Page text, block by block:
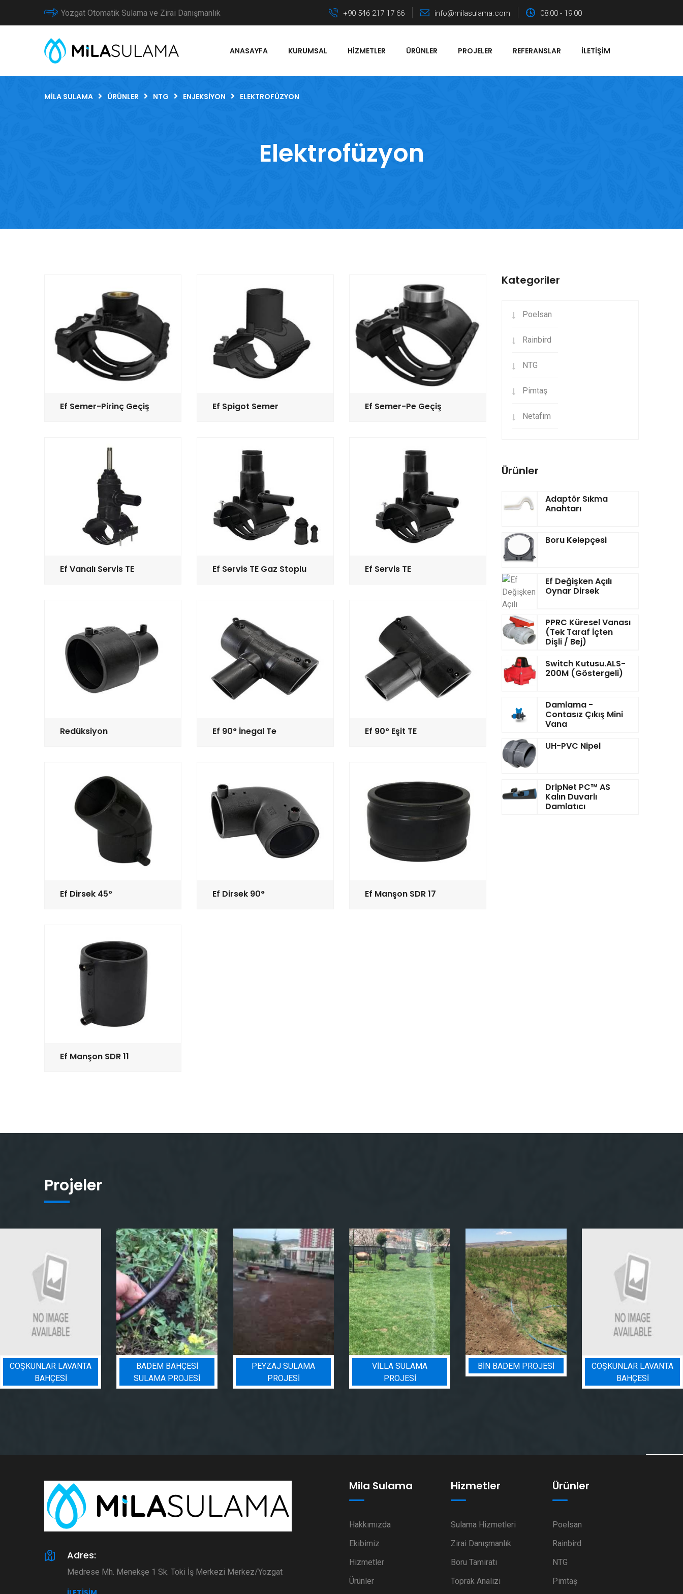
Yozgat Otomatik Sulama ve Zirai Danışmanlık +90 546 217 17 66 info@milasulama.com 08:00 - 19:00
ANASAYFA KURUMSAL HIZMETLER ÜRÜNLER PROJELER REFERANSLAR İLETIŞIM
MILA SULAMA ÜRÜNLER NTG ENJEKSIYON ELEKTROFÜZYON
Elektrofüzyon
Ef Semer-Pirinç Geçiş Ef Spigot Semer Ef Semer-Pe Geçiş
Ef Vanalı Servis TE Ef Servis TE Gaz Stoplu Ef Servis TE
Redüksiyon Ef 90° İnegal Te Ef 90° Eşit TE
Ef Dirsek 45° Ef Dirsek 90° Ef Manşon SDR 17
Ef Manşon SDR 11
Kategoriler
Poelsan
Rainbird
NTG
Pimtaş
Netafim
Ürünler
Adaptör Sıkma
Anahtarı
Boru Kelepçesi
Ef Değişken Açılı
Oynar Dirsek
PPRC Küresel Vanası
(Tek Taraf İçten
Dişli / Bej)
Switch Kutusu.ALS-
200M (Göstergeli)
Damlama -
Contasız Çıkış Mini
Vana
UH-PVC Nipel
DripNet PC™ AS
Kalın Duvarlı
Damlatıcı
Projeler
BADEM BAHÇESI
SULAMA PROJESI
PEYZAJ SULAMA
PROJESI
VILLA SULAMA
PROJESI
BIN BADEM PROJESI
COŞKUNLAR LAVANTA
BAHÇESİ
BADEM BAHÇESI
SULAMA PROJESI
Adres:
Medrese Mh. Menekşe 1 Sk. Toki İş Merkezi Merkez/Yozgat
Mila Sulama
Hakkımızda
Ekibimiz
Hizmetler
Ürünler
Hizmetler
Sulama Hizmetleri
Zirai Danışmanlık
Boru Tamiratı
Toprak Analizi
Ürünler
Poelsan
Rainbird
NTG
Pimtaş